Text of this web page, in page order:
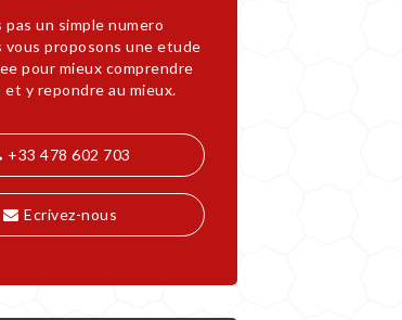
pas un simple numero
vous proposons une etude
pour mieux comprendre
et y repondre au mieux.
+33 478 602 703
Ecrivez-nous